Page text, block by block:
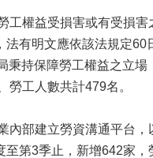
權益受損害或有受損
有明文應依該法規定
持保障勞工權益之立
工人數共計479名。
部建立勞資溝通平台，
第3季止，新增642家